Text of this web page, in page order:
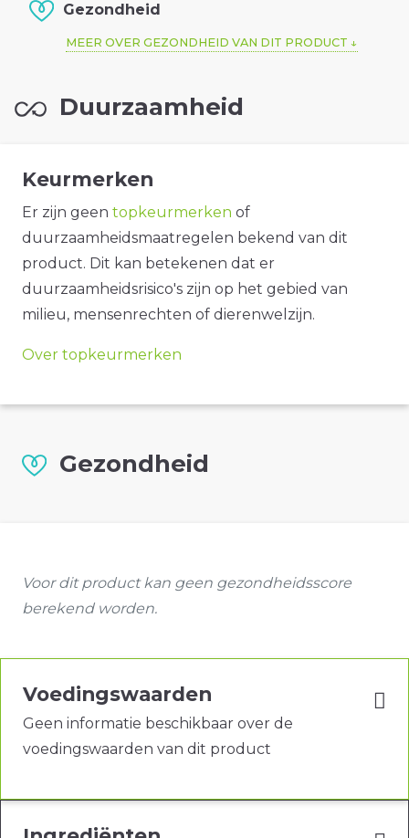
Gezondheid
MEER OVER GEZONDHEID VAN DIT PRODUCT
Duurzaamheid
Keurmerken
Er zijn geen topkeurmerken of
duurzaamheidsmaatregelen bekend van dit
product. Dit kan betekenen dat er
duurzaamheidsrisico's zijn op het gebied van
milieu, mensenrechten of dierenwelzijn.
Over topkeurmerken
Gezondheid
Voor dit product kan geen gezondheidsscore
berekend worden.
Voedingswaarden
Geen informatie beschikbaar over de
voedingswaarden van dit product